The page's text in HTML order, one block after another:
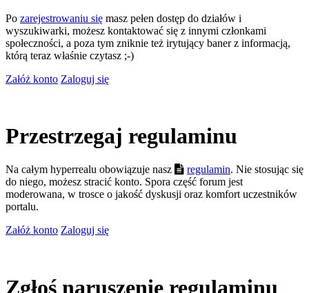
Po zarejestrowaniu się masz pełen dostęp do działów i
wyszukiwarki, możesz kontaktować się z innymi członkami
społeczności, a poza tym zniknie też irytujący baner z informacją,
którą teraz właśnie czytasz ;-)
Załóż konto Zaloguj się
Przestrzegaj regulaminu
Na całym hyperrealu obowiązuje nasz regulamin. Nie stosując się
do niego, możesz stracić konto. Spora część forum jest
moderowana, w trosce o jakość dyskusji oraz komfort uczestników
portalu.
Załóż konto Zaloguj się
Zgłoś naruszenie regulaminu